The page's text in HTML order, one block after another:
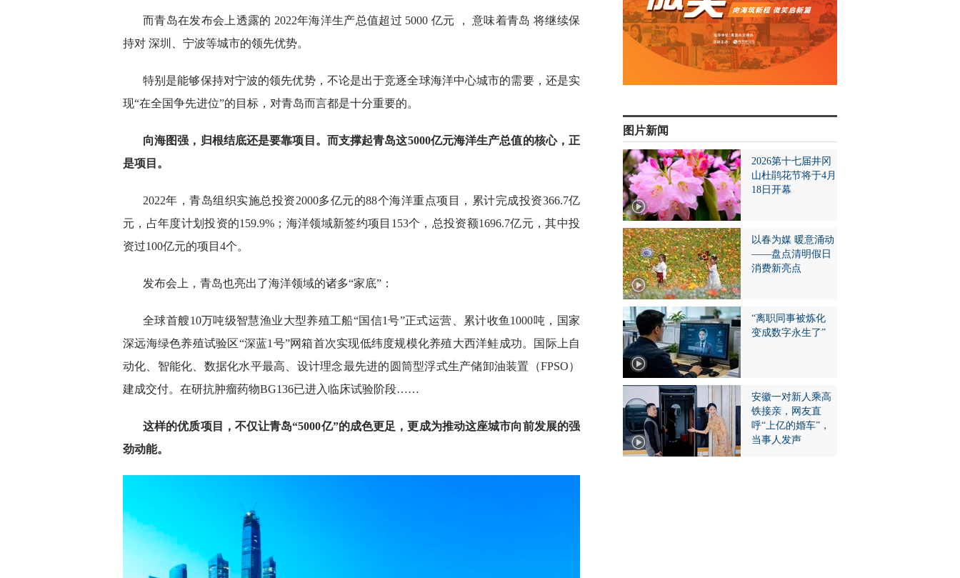
而青岛在发布会上透露的 2022年海洋生产总值超过 5000 亿元 ， 意味着青岛 将继续保
持对 深圳、宁波等城市的领先优势。
特别是能够保持对宁波的领先优势，不论是出于竞逐全球海洋中心城市的需要，还是实
现“在全国争先进位”的目标，对青岛而言都是十分重要的。
向海图强，归根结底还是要靠项目。而支撑起青岛这5000亿元海洋生产总值的核心，正
是项目。
2022年，青岛组织实施总投资2000多亿元的88个海洋重点项目，累计完成投资366.7亿
元，占年度计划投资的159.9%；海洋领域新签约项目153个，总投资额1696.7亿元，其中投
资过100亿元的项目4个。
发布会上，青岛也亮出了海洋领域的诸多“家底”：
全球首艘10万吨级智慧渔业大型养殖工船“国信1号”正式运营、累计收鱼1000吨，国家
深远海绿色养殖试验区“深蓝1号”网箱首次实现低纬度规模化养殖大西洋鲑成功。国际上自
动化、智能化、数据化水平最高、设计理念最先进的圆筒型浮式生产储卸油装置（FPSO）
建成交付。在研抗肿瘤药物BG136已进入临床试验阶段……
这样的优质项目，不仅让青岛“5000亿”的成色更足，更成为推动这座城市向前发展的强
劲动能。
图片新闻
2026第十七届井冈
山杜鹃花节将于4月
18日开幕
以春为媒 暖意涌动
——盘点清明假日
消费新亮点
“离职同事被炼化
变成数字永生了”
安徽一对新人乘高
铁接亲，网友直
呼“上亿的婚车”，
当事人发声